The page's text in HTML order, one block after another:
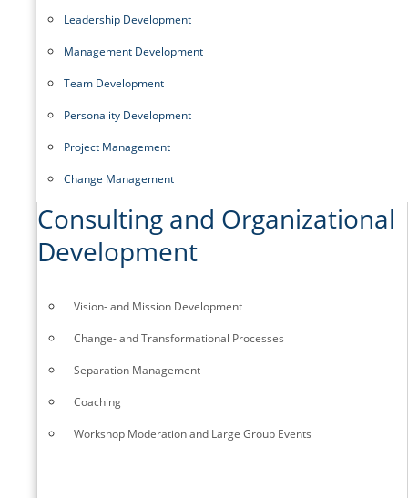
Leadership Development
Management Development
Team Development
Personality Development
Project Management
Change Management
Consulting and Organizational
Development
Vision- and Mission Development
Change- and Transformational Processes
Separation Management
Coaching
Workshop Moderation and Large Group Events